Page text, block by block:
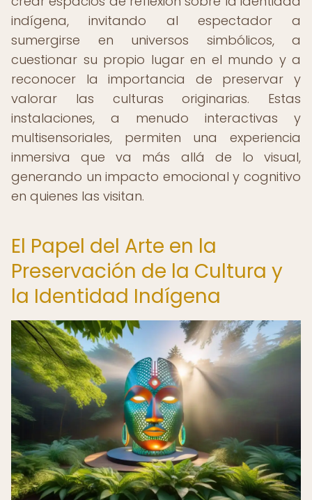
indígena, invitando al espectador a
sumergirse en universos simbólicos, a
cuestionar su propio lugar en el mundo y a
reconocer la importancia de preservar y
valorar las culturas originarias. Estas
instalaciones, a menudo interactivas y
multisensoriales, permiten una experiencia
inmersiva que va más allá de lo visual,
generando un impacto emocional y cognitivo
en quienes las visitan.
El Papel del Arte en la
Preservación de la Cultura y
la Identidad Indígena